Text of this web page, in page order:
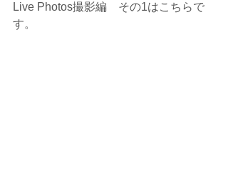
Live Photos撮影編　その1はこちらで
す。